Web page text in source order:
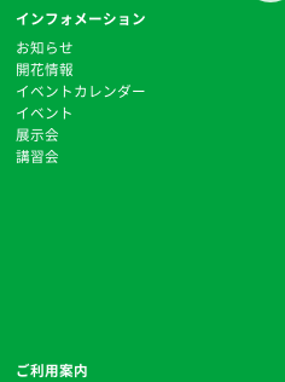
インフォメーション
お知らせ
開花情報
イベントカレンダー
イベント
展示会
講習会
ご利用案内